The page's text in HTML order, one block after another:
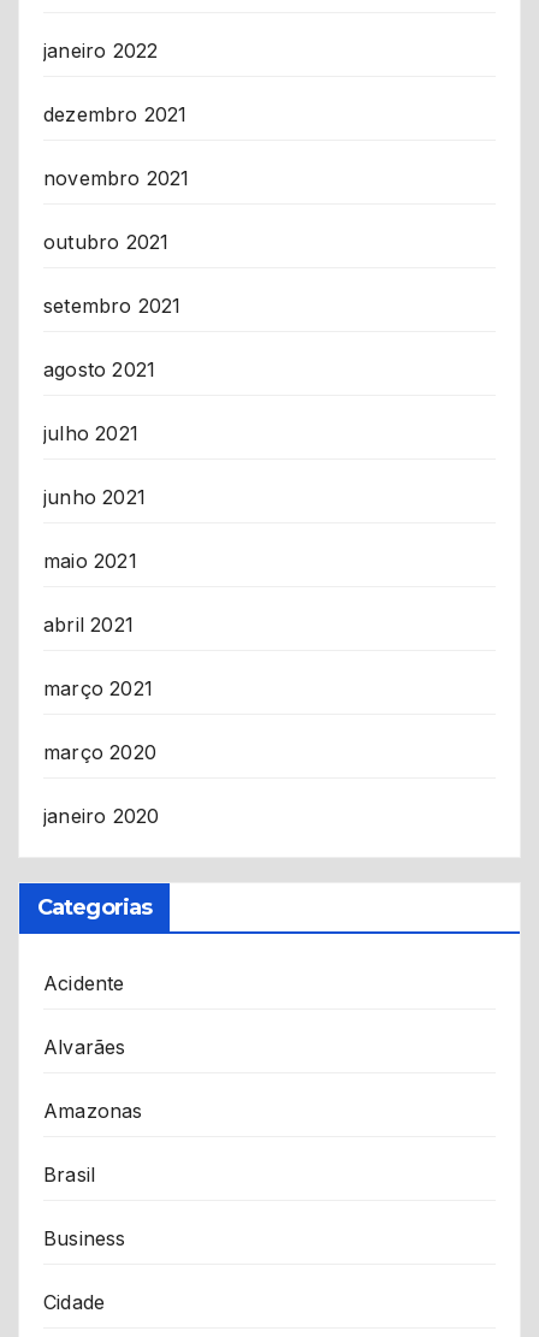
janeiro 2022
dezembro 2021
novembro 2021
outubro 2021
setembro 2021
agosto 2021
julho 2021
junho 2021
maio 2021
abril 2021
março 2021
março 2020
janeiro 2020
Categorias
Acidente
Alvarães
Amazonas
Brasil
Business
Cidade